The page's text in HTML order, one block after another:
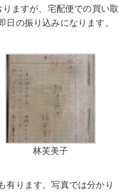
ますが、宅配便での買い取
の振り込みになります。
林芙美子
有ります。写真では分かり